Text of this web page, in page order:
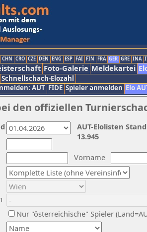
CHN CRO CZE DEN ENG ESP FAI FIN FRA GER GRE INA
Foto-Galerie Meldekartei
Schnellschach-Elozahl
AUT FIDE Spieler anmelden Elo
den offiziellen
Vorname
Nur "österreichische" Spieler
AUT-Elolisten
13.945